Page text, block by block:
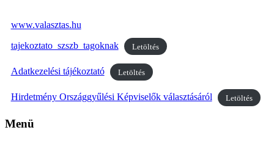
www.valasztas.hu
tajekoztato_szszb_tagoknak
Letöltés
Adatkezelési tájékoztató Letöltés
Hirdetmény Országgyűlési Képviselők választásáról Letöltés
Menü